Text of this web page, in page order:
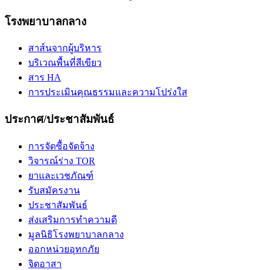
โรงพยาบาลกลาง
สาส์นจากผู้บริหาร
บริเวณพื้นที่สีเขียว
สาร HA
การประเมินคุณธรรมและความโปร่งใส
ประกาศ/ประชาสัมพันธ์
การจัดซื้อจัดจ้าง
วิจารณ์ร่าง TOR
ยาและเวชภัณฑ์
รับสมัครงาน
ประชาสัมพันธ์
ส่งเสริมการทำความดี
มูลนิธิโรงพยาบาลกลาง
ออกหน่วยอุทกภัย
จิตอาสา